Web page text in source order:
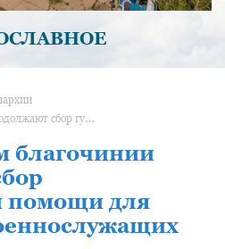
В Алькеевском благочинии продолжают сбор гуманитарной помощи для российских военнослужащих
благочинии
помощи для